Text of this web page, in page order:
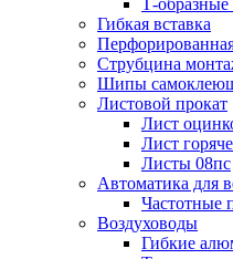
Гибкая вставка
Струбцина
Шипы
Листовой прокат
Лист
Лист
Листы 08пс
Автоматика для
Частотные
Воздуховоды
Гибкие